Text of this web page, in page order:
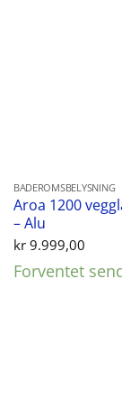
BADEROMSBELYSNING
Aroa 1200
– Alu
kr9.999,00
Forventet